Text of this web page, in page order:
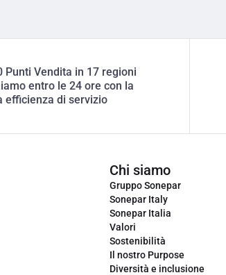
Punti Vendita in 17 regioni
entro le 24 ore con la
efficienza di servizio
Chi siamo
Gruppo Sonepar
Sonepar Italy
Sonepar Italia
Valori
Sostenibilità
Il nostro Purpose
Diversità e inclusione